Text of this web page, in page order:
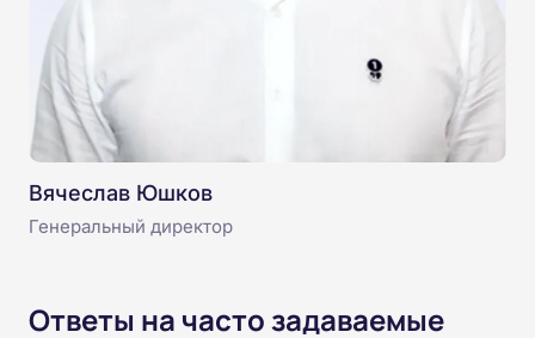
Вячеслав Юшков
Генеральный директор
Ответы на часто задаваемые